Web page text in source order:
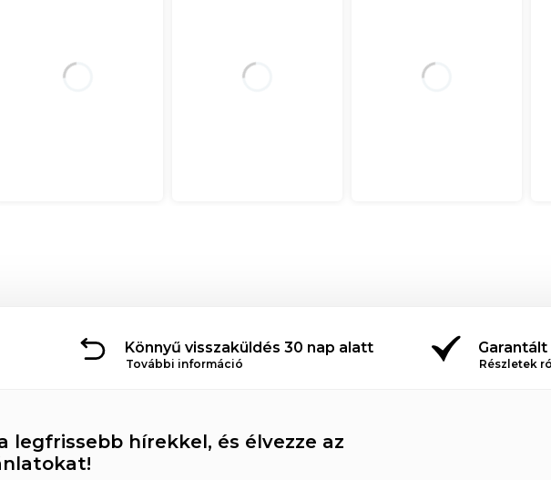
Könnyű visszaküldés 30 nap alatt
További információ Részletek
legfrissebb hírekkel, és élvezze az